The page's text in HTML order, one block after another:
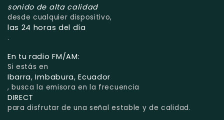
sonido de alta calidad
desde cualquier dispositivo,
las 24 horas del día
.
En tu radio FM/AM:
Si estás en
Ibarra, Imbabura, Ecuador
, busca la emisora en la frecuencia
DIRECT
para disfrutar de una señal estable y de calidad.